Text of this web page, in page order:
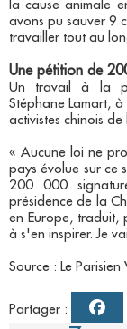
la cause animale
avons pu sauver 9
travailler tout au
Une pétition de
Un travail à la
Stéphane Lamart,
activistes chinois
« Aucune loi ne
pays évolue sur ce
200 000
présidence de la
en Europe, traduit,
à s'en inspirer. Je
Source : Le
Partager :